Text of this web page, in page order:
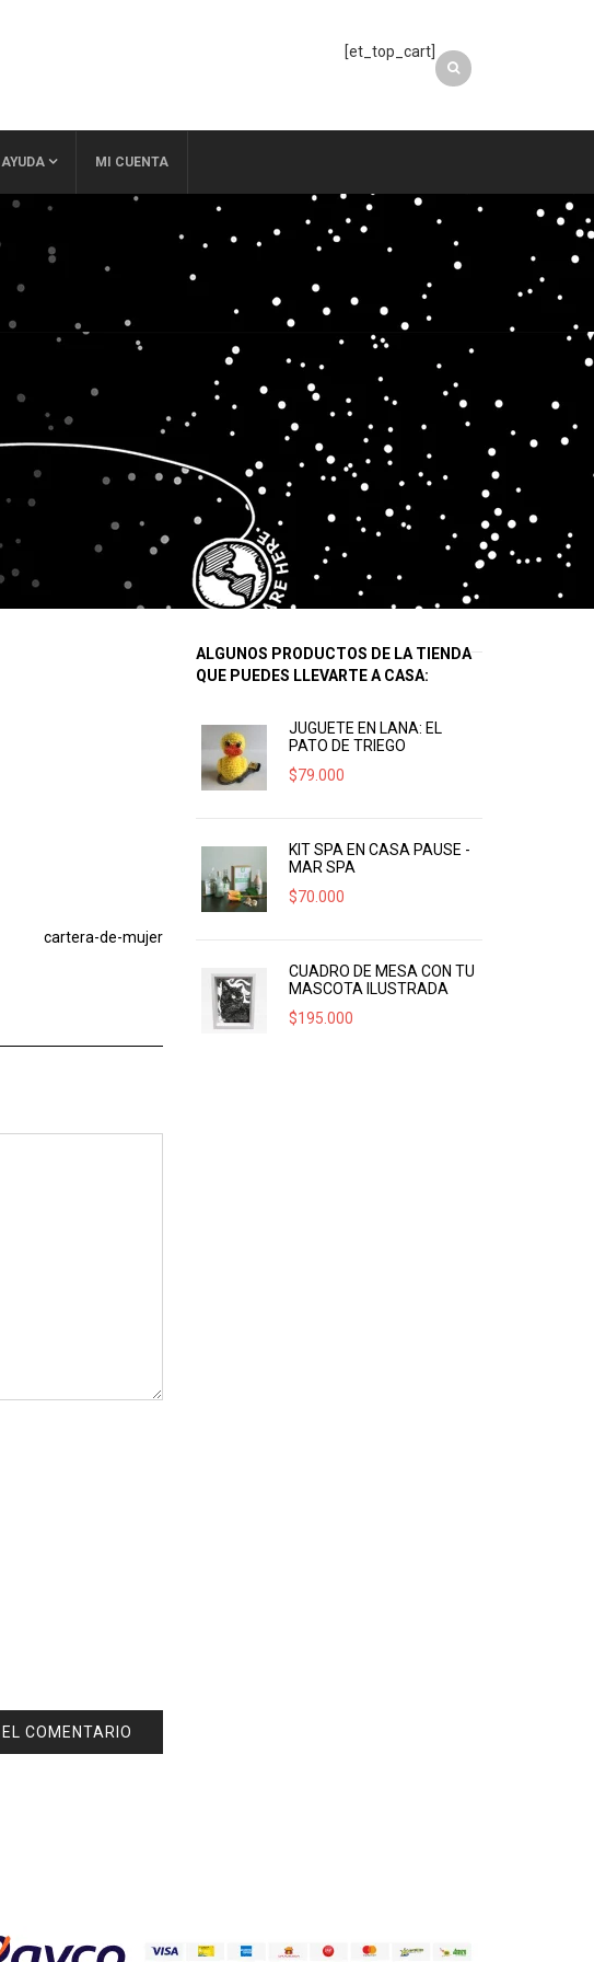
[et_top_cart]
AYUDA MI CUENTA
cartera-de-mujer
ALGUNOS PRODUCTOS DE LA TIENDA
QUE PUEDES LLEVARTE A CASA:
JUGUETE EN LANA: EL
PATO DE TRIEGO
$79.000
KIT SPA EN CASA PAUSE -
MAR SPA
$70.000
CUADRO DE MESA CON TU
MASCOTA ILUSTRADA
$195.000